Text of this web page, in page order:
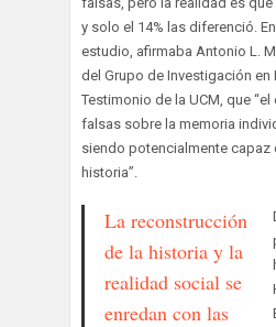
y solo el 14% las diferenció.
estudio, afirmaba Antonio L.
del Grupo de Investigación en
Testimonio de la UCM, que
falsas sobre la memoria
siendo potencialmente capaz
historia”.
La reconstrucción
de la historia y la
realidad social se
enredan con las